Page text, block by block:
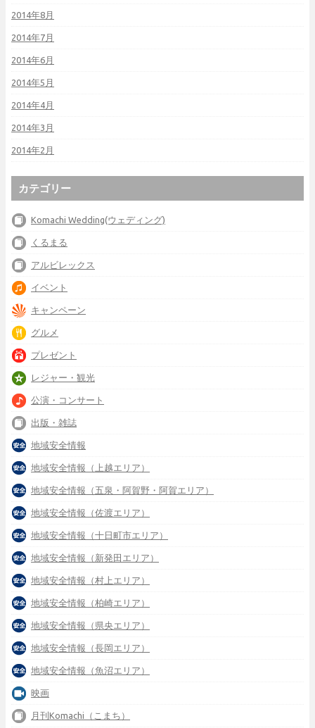
2014年8月
2014年7月
2014年6月
2014年5月
2014年4月
2014年3月
2014年2月
カテゴリー
Komachi Wedding(ウェディング)
くるまる
アルビレックス
イベント
キャンペーン
グルメ
プレゼント
レジャー・観光
公演・コンサート
出版・雑誌
地域安全情報
地域安全情報（上越エリア）
地域安全情報（五泉・阿賀野・阿賀エリア）
地域安全情報（佐渡エリア）
地域安全情報（十日町市エリア）
地域安全情報（新発田エリア）
地域安全情報（村上エリア）
地域安全情報（柏崎エリア）
地域安全情報（県央エリア）
地域安全情報（長岡エリア）
地域安全情報（魚沼エリア）
映画
月刊Komachi（こまち）